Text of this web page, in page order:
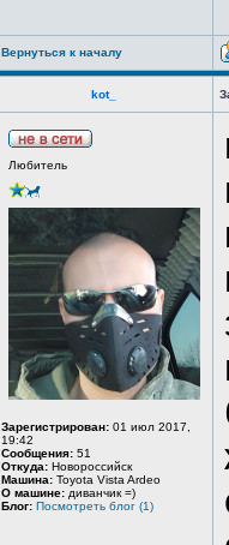
Вернуться к началу
kot_
Любитель
Зарегистрирован: 01 июл 2017,
19:42
Сообщения: 51
Откуда: Новороссийск
Машина: Toyota Vista Ardeo
О машине: диванчик =)
Блог: Посмотреть блог (1)